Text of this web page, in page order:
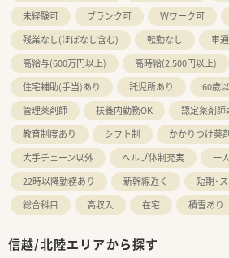
未経験可
ブランク可 Ｗワーク可
残業なし(ほぼなし含む)
転勤なし
車
高給与(600万円以上)
高時給(2,500円以上)
住宅補助(手当)あり
託児所あり 60歳
管理薬剤師
扶養内勤務OK
認定薬剤師
教育制度あり
シフト制 かかりつけ薬
大手チェーン以外
ヘルプ体制充実
一
22時以降勤務あり
新幹線近く 短期・
総合科目
高収入 在宅 積雪あり
信越/北陸エリアから探す